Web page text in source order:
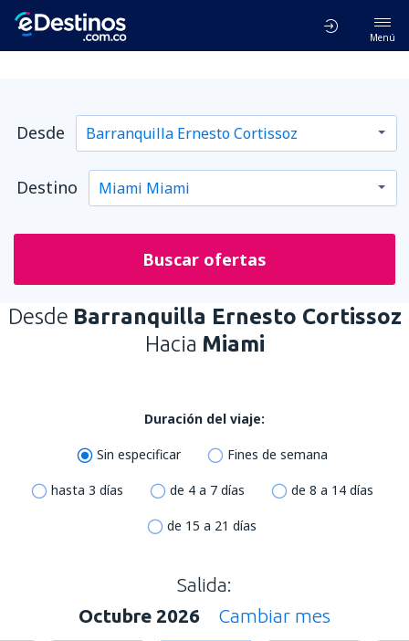
Menú
Desde
Destino
Buscar ofertas
Desde Barranquilla Ernesto Cortissoz
Hacia Miami
Duración del viaje:
Sin especificar Fines de semana
hasta 3 días de 4 a 7 días de 8 a 14 días
de 15 a 21 días
Salida:
Octubre 2026
Cambiar mes